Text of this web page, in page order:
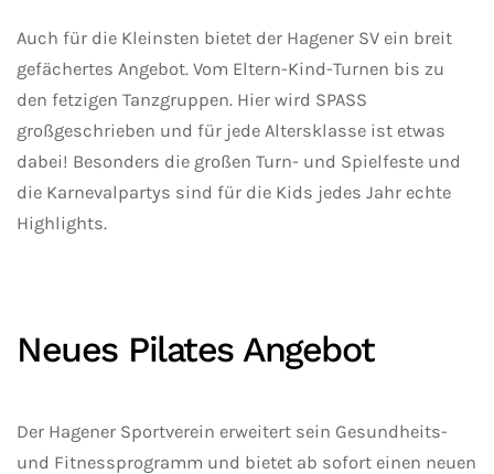
Auch für die Kleinsten bietet der Hagener SV ein breit
gefächertes Angebot. Vom Eltern-Kind-Turnen bis zu
den fetzigen Tanzgruppen. Hier wird SPASS
großgeschrieben und für jede Altersklasse ist etwas
dabei! Besonders die großen Turn- und Spielfeste und
die Karnevalpartys sind für die Kids jedes Jahr echte
Highlights.
Neues Pilates Angebot
Der Hagener Sportverein erweitert sein Gesundheits-
und Fitnessprogramm und bietet ab sofort einen neuen